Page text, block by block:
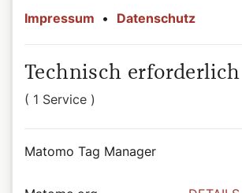
Der makellos lebt und das Rechte tut,
der von Herzen die Wahrheit sagt,
der seinem Nächsten nichts Böses tat
und keine Schmach auf seinen Nachbarn
Der Verworfene ist in seinen Augen
aber die den Herrn fürchten, hält er in Ehren.
Impressum • Datenschutz
Technisch erforderlich
( 1 Service )
Matomo Tag Manager